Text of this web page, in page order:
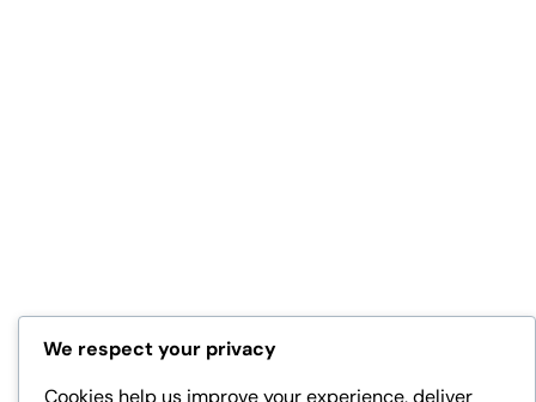
We respect your privacy
Cookies help us improve your experience, deliver